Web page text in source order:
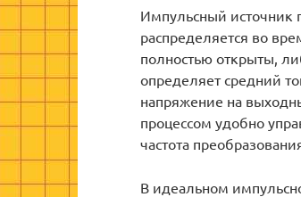
Импульсный источник
распределяется во
полностью открыты,
определяет средний
напряжение на
процессом удобно
частота
В идеальном